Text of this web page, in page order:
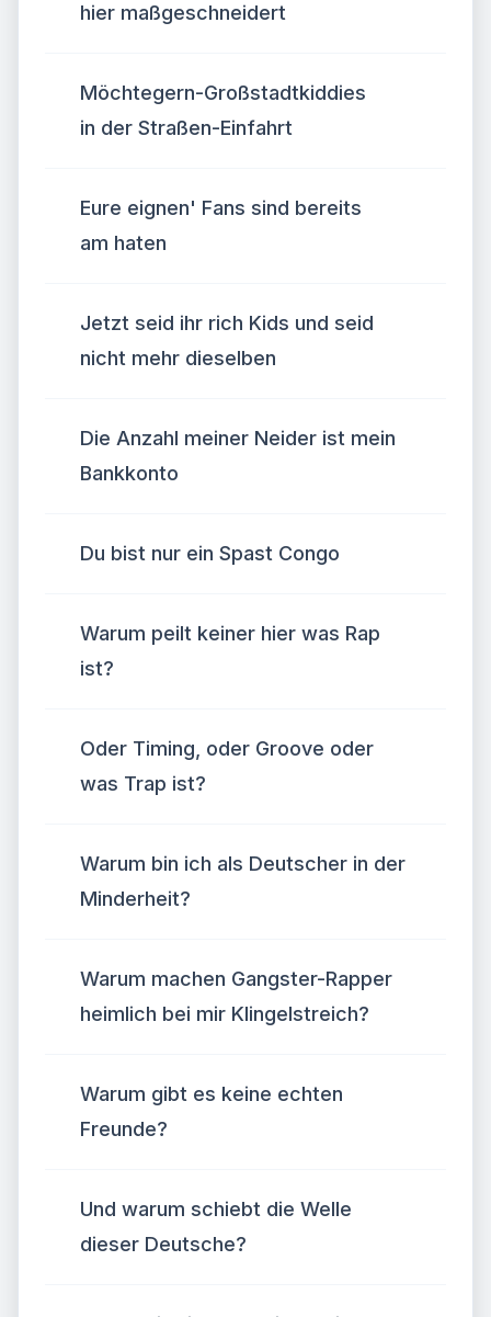
hier maßgeschneidert
Möchtegern-Großstadtkiddies
in der Straßen-Einfahrt
Eure eignen' Fans sind bereits
am haten
Jetzt seid ihr rich Kids und seid
nicht mehr dieselben
Die Anzahl meiner Neider ist mein
Bankkonto
Du bist nur ein Spast Congo
Warum peilt keiner hier was Rap
ist?
Oder Timing, oder Groove oder
was Trap ist?
Warum bin ich als Deutscher in der
Minderheit?
Warum machen Gangster-Rapper
heimlich bei mir Klingelstreich?
Warum gibt es keine echten
Freunde?
Und warum schiebt die Welle
dieser Deutsche?